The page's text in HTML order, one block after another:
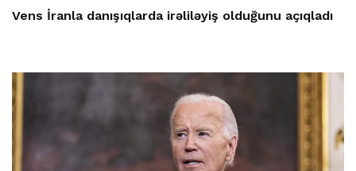
Vens İranla danışıqlarda irəliləyiş olduğunu açıqladı